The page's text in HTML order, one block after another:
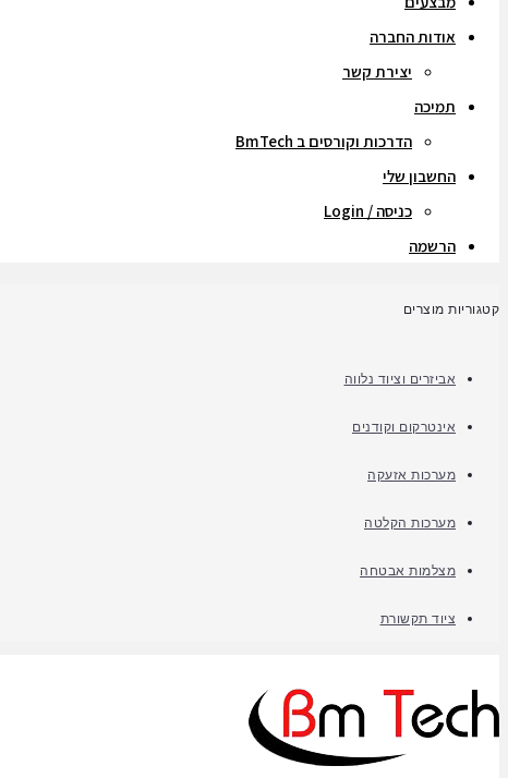
אודות החברה
יצירת קשר
תמיכה
הדרכות וקורסים ב BmTech
החשבון שלי
כניסה / Login
הרשמה
קטגוריות מוצרים
אביזרים וציוד נלווה
אינטרקום וקודנים
מערכות אזעקה
מערכות הקלטה
מצלמות אבטחה
ציוד תקשורת